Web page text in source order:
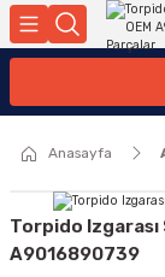
Kollar
Ön ArkaAnasayfa
Torpido Izgarası
A9016890739